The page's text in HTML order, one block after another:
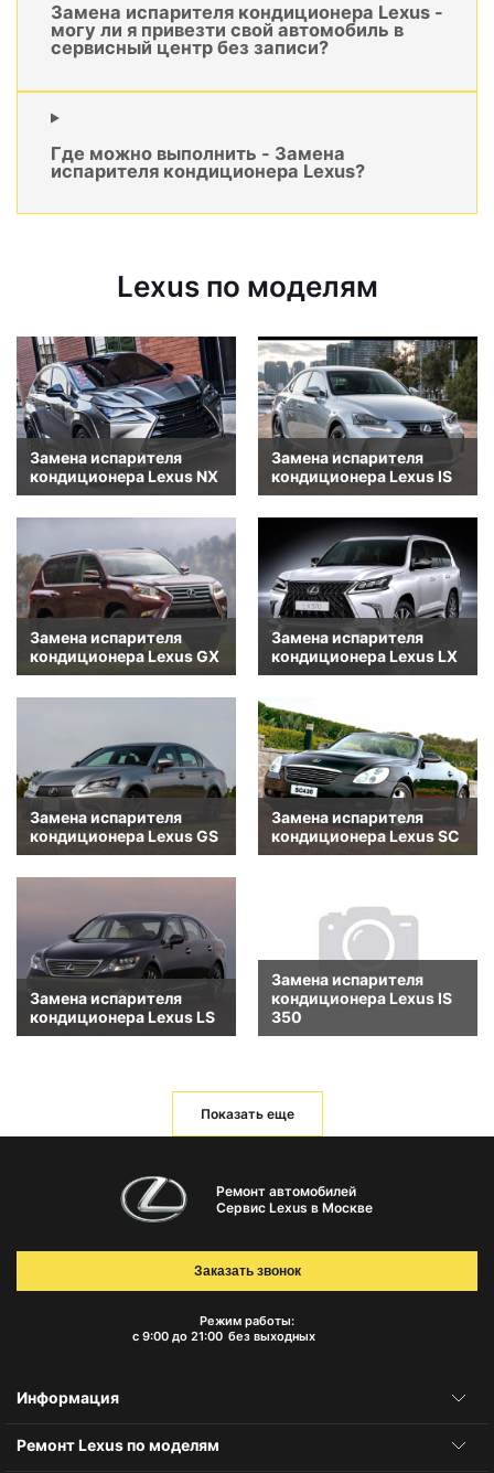
Замена испарителя кондиционера Lexus -
могу ли я привезти свой автомобиль в
сервисный центр без записи?
Где можно выполнить - Замена
испарителя кондиционера Lexus?
Lexus по моделям
Замена испарителя
кондиционера Lexus NX
Замена испарителя
кондиционера Lexus IS
Замена испарителя
кондиционера Lexus GX
Замена испарителя
кондиционера Lexus LX
Замена испарителя
кондиционера Lexus GS
Замена испарителя
кондиционера Lexus SC
Замена испарителя
кондиционера Lexus LS
Замена испарителя
кондиционера Lexus IS
350
Показать еще
Ремонт автомобилей
Сервис Lexus в Москве
Режим работы:
с 9:00 до 21:00 без выходных
Заказать звонок
Информация
Ремонт Lexus по моделям